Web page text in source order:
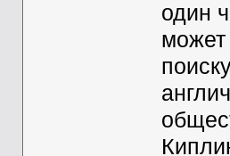
один
может